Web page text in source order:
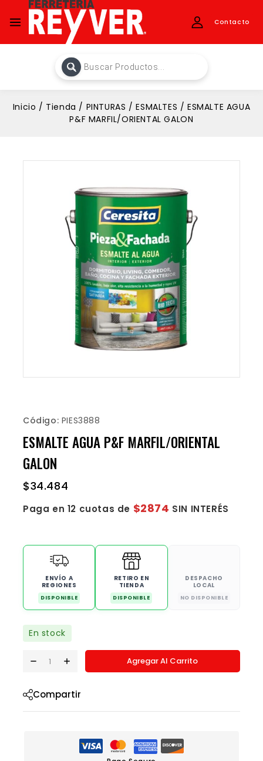
Contacto
Inicio / Tienda / PINTURAS / ESMALTES / ESMALTE AGUA
P&F MARFIL/ORIENTAL GALON
Código: PIES3888
ESMALTE AGUA P&F MARFIL/ORIENTAL
GALON
$34.484
Paga en 12 cuotas de $2874 SIN INTERÉS
ENVÍO A
REGIONES
DISPONIBLE
RETIRO EN
TIENDA
DISPONIBLE
DESPACHO
LOCAL
NO DISPONIBLE
En stock
Agregar Al Carrito
Compartir